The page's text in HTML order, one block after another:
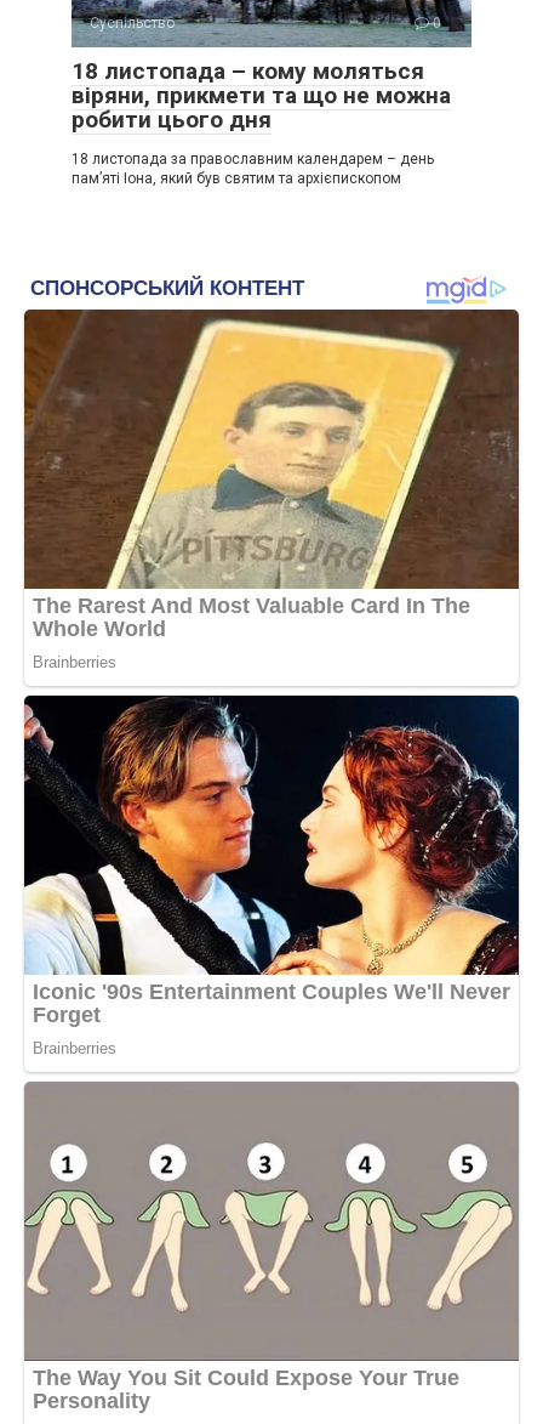
Суспільство 0
18 листопада – кому моляться
віряни, прикмети та що не можна
робити цього дня
18 листопада за православним календарем – день
пам’яті Іона, який був святим та архієпископом